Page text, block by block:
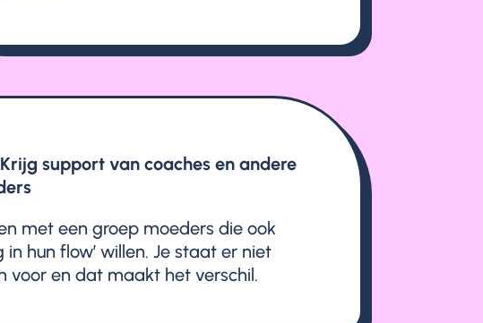
Krijg support van coaches en andere
met een groep moeders die ook
in hun flow’ willen. Je staat er niet
voor en dat maakt het verschil.